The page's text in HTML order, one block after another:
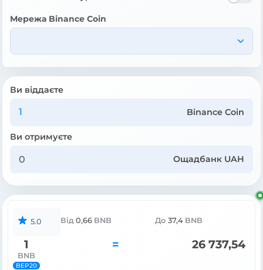
Мережа Binance Coin
Ви віддаєте
Binance Coin
Ви отримуєте
Ощадбанк UAH
5.0 Від 0,66 BNB До 37,4 BNB
1
BNB
BEP20
= 26 737,54